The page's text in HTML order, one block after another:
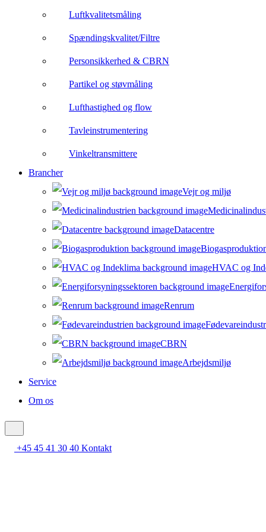
Luftkvalitetsmåling
Spændingskvalitet/Filtre
Personsikkerhed & CBRN
Partikel og støvmåling
Lufthastighed og flow
Tavleinstrumentering
Vinkeltransmittere
Brancher
Vejr og miljø
Datacentre
HVAC og
Renrum
CBRN
Arbejdsmiljø
Service
Om os
+45 45 41 30 40 Kontakt